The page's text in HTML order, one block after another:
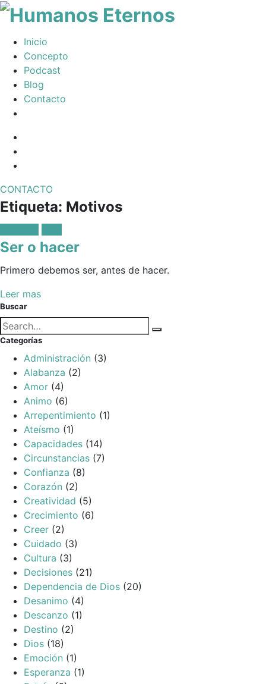
Somos
humanos,
pero
Dios
nos
creó
mucho
mas
Inicio
Concepto
Podcast
Blog
Contacto
CONTACTO
Toggle
navigation
Etiqueta: Motivos
in:
Ser o hacer
Primero debemos ser, antes de hacer.
Leer mas
Buscar
Búsqueda
para:
Categorías
Administración (3)
Alabanza (2)
Amor (4)
Animo (6)
Arrepentimiento (1)
Ateísmo (1)
Capacidades (14)
Circunstancias (7)
Confianza (8)
Corazón (2)
Creatividad (5)
Crecimiento (6)
Creer (2)
Cuidado (3)
Cultura (3)
Decisiones (21)
Dependencia de Dios (20)
Desanimo (4)
Descanzo (1)
Destino (2)
Dios (18)
Emoción (1)
Esperanza (1)